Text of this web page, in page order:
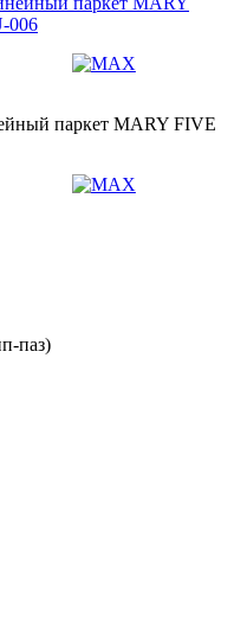
паркет MARY FIVE
паз)